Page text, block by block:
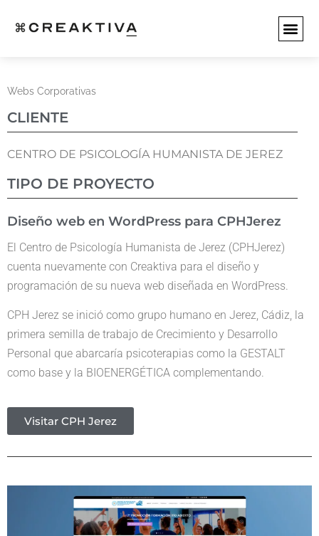
Webs Corporativas
CLIENTE
CENTRO DE PSICOLOGÍA HUMANISTA DE JEREZ
TIPO DE PROYECTO
Diseño web en WordPress para CPHJerez
El Centro de Psicología Humanista de Jerez (CPHJerez)
cuenta nuevamente con Creaktiva para el diseño y
programación de su nueva web diseñada en WordPress.
CPH Jerez se inició como grupo humano en Jerez, Cádiz, la
primera semilla de trabajo de Crecimiento y Desarrollo
Personal que abarcaría psicoterapias como la GESTALT
como base y la BIOENERGÉTICA complementando.
Visitar CPH Jerez